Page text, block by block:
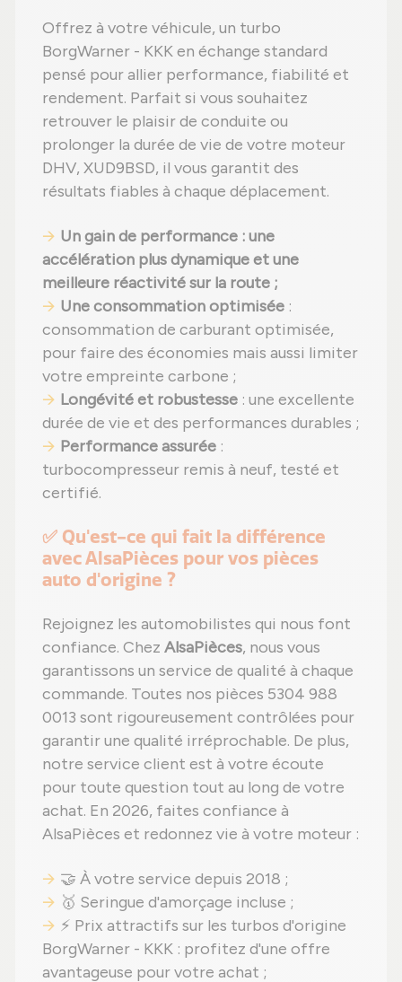
Offrez à votre véhicule, un turbo
BorgWarner - KKK en échange standard
pensé pour allier performance, fiabilité et
rendement. Parfait si vous souhaitez
retrouver le plaisir de conduite ou
prolonger la durée de vie de votre moteur
DHV, XUD9BSD, il vous garantit des
résultats fiables à chaque déplacement.
Un gain de performance : une
accélération plus dynamique et une
meilleure réactivité sur la route ;
Une consommation optimisée :
consommation de carburant optimisée,
pour faire des économies mais aussi limiter
votre empreinte carbone ;
Longévité et robustesse : une excellente
durée de vie et des performances durables ;
Performance assurée :
turbocompresseur remis à neuf, testé et
certifié.
✅ Qu'est-ce qui fait la différence
avec AlsaPièces pour vos pièces
auto d'origine ?
Rejoignez les automobilistes qui nous font
confiance. Chez AlsaPièces, nous vous
garantissons un service de qualité à chaque
commande. Toutes nos pièces 5304 988
0013 sont rigoureusement contrôlées pour
garantir une qualité irréprochable. De plus,
notre service client est à votre écoute
pour toute question tout au long de votre
achat. En 2026, faites confiance à
AlsaPièces et redonnez vie à votre moteur :
🤝 À votre service depuis 2018 ;
🥇 Seringue d'amorçage incluse ;
⚡ Prix attractifs sur les turbos d'origine
BorgWarner - KKK : profitez d'une offre
avantageuse pour votre achat ;